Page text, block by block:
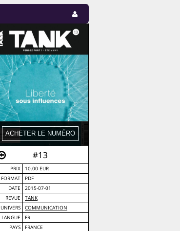
#13
PRIX
10.00 EUR
FORMAT
PDF
DATE
2015-07-01
REVUE
TANK
UNIVERS
COMMUNICATION
LANGUE
FR
PAYS
FRANCE